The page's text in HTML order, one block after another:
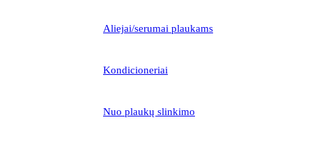
Aliejai/serumai plaukams
Kondicioneriai
Nuo plaukų slinkimo